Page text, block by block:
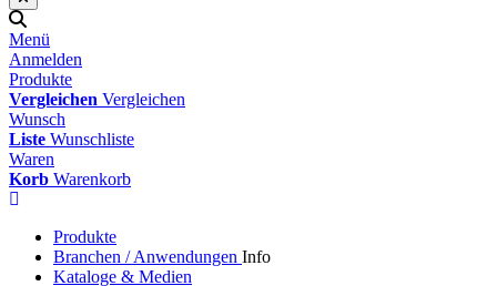
Menü
Anmelden
Produkte
Vergleichen Vergleichen
Wunsch
Liste Wunschliste
Waren
Korb Warenkorb
Produkte
Branchen / Anwendungen Info
Kataloge & Medien